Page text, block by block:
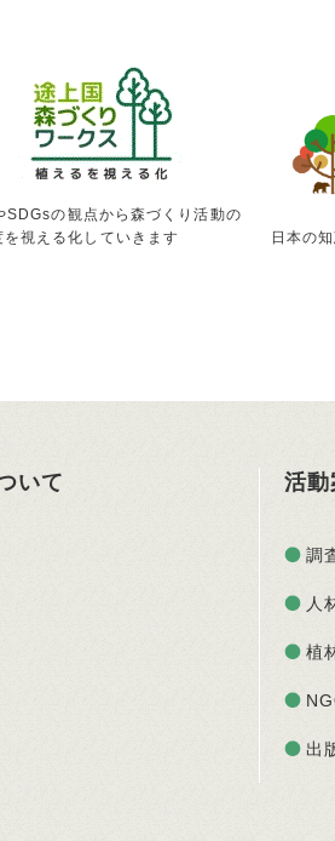
SDGsの観点から森づくり活動の
を視える化していきます
日本の
いて 活動
調
人
植
出